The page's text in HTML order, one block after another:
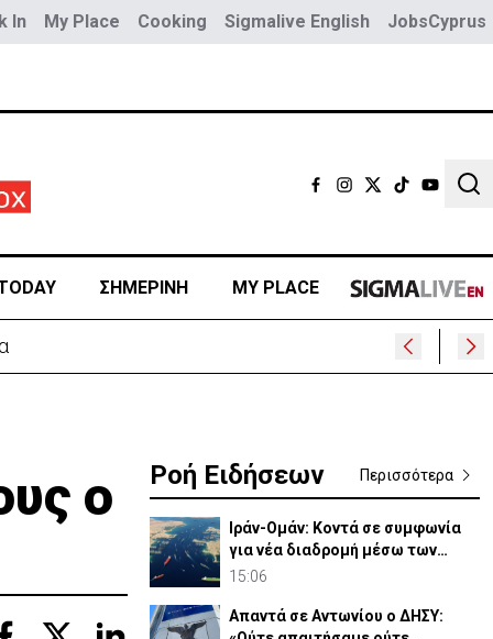
In My Place Cooking Sigmalive English JobsCyprus
ΣΗΜΕΡΙΝΗ MY PLACE
ο
Ροή Ειδήσεων Περισσότερα
Ιράν-Ομάν: Κοντά σε συμφωνία
για νέα διαδρομή μέσω των
Στενών του Ορμούζ
15:06
Απαντά σε Αντωνίου ο ΔΗΣΥ: